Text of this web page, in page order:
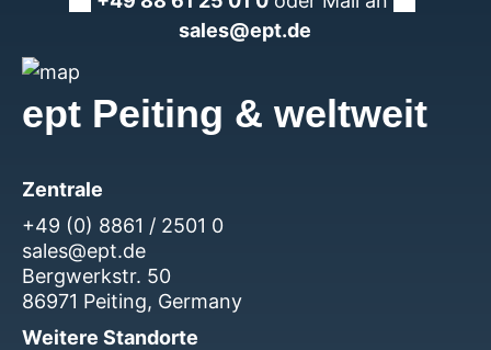
sales@ept.de
ept Peiting & weltweit
Zentrale
+49 (0) 8861 / 2501 0
sales@ept.de
Bergwerkstr. 50
86971 Peiting, Germany
Weitere Standorte